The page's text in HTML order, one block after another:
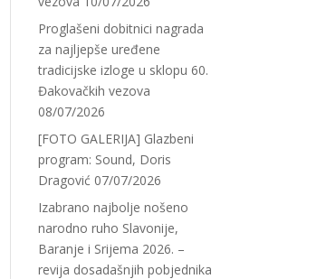
Proglašeni dobitnici nagrada
za najljepše uređene
tradicijske izloge u sklopu 60.
Đakovačkih vezova
08/07/2026
[FOTO GALERIJA] Glazbeni
program: Sound, Doris
Dragović 07/07/2026
Izabrano najbolje nošeno
narodno ruho Slavonije,
Baranje i Srijema 2026. –
revija dosadašnjih pobjednika